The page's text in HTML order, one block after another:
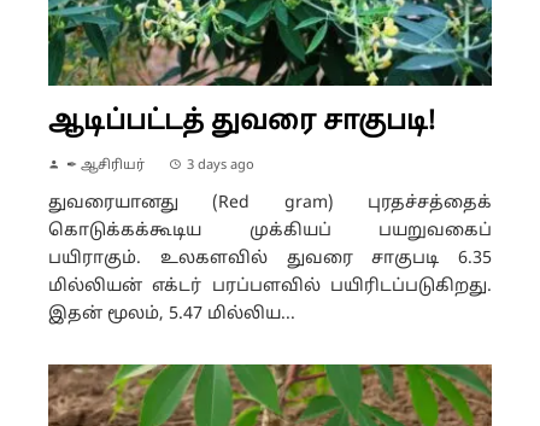
ஆடிப்பட்டத் துவரை சாகுபடி!
✒ ஆசிரியர் 3 days ago
துவரையானது (Red gram) புரதச்சத்தைக்
கொடுக்கக்கூடிய முக்கியப் பயறுவகைப்
பயிராகும். உலகளவில் துவரை சாகுபடி 6.35
மில்லியன் எக்டர் பரப்பளவில் பயிரிடப்படுகிறது.
இதன் மூலம், 5.47 மில்லிய...